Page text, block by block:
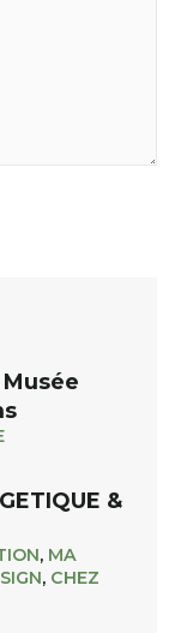
&
, MA
, CHEZ